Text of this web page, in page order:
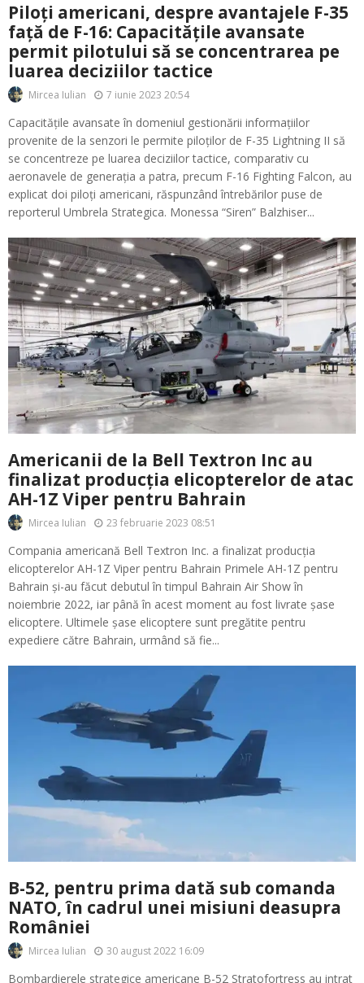
Piloți americani, despre avantajele F-35
față de F-16: Capacitățile avansate
permit pilotului să se concentrarea pe
luarea deciziilor tactice
Mircea Iulian 7 iunie 2023 20:54
Capacitățile avansate în domeniul gestionării informațiilor
provenite de la senzori le permite piloților de F-35 Lightning II să
se concentreze pe luarea deciziilor tactice, comparativ cu
aeronavele de generația a patra, precum F-16 Fighting Falcon, au
explicat doi piloți americani, răspunzând întrebărilor puse de
reporterul Umbrela Strategica. Monessa “Siren” Balzhiser...
Americanii de la Bell Textron Inc au
finalizat producția elicopterelor de atac
AH-1Z Viper pentru Bahrain
Mircea Iulian 23 februarie 2023 08:51
Compania americană Bell Textron Inc. a finalizat producția
elicopterelor AH-1Z Viper pentru Bahrain Primele AH-1Z pentru
Bahrain și-au făcut debutul în timpul Bahrain Air Show în
noiembrie 2022, iar până în acest moment au fost livrate șase
elicoptere. Ultimele șase elicoptere sunt pregătite pentru
expediere către Bahrain, urmând să fie...
B-52, pentru prima dată sub comanda
NATO, în cadrul unei misiuni deasupra
României
Mircea Iulian 30 august 2022 16:09
Bombardierele strategice americane B-52 Stratofortress au intrat